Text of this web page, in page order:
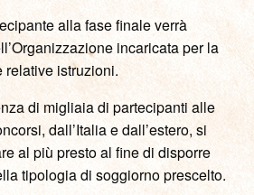
alla fase finale verrà
incaricata per la
relative istruzioni.
di migliaia di partecipanti alle
dall’Italia e dall’estero, si
al più presto al fine di disporre
tipologia di soggiorno prescelto.